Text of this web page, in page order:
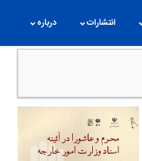
انتشارات درباره